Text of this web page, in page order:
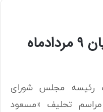
مراسم تحلیف پزشکیان ۹ مردادماه
مجلس شورای
که ۹ مرداد مراسم تحلیف «مسعود